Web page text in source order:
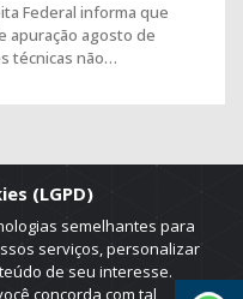
Federal informa que
apuração agosto de
técnicas não…
(LGPD)
semelhantes para
serviços, personalizar
de seu interesse.
concorda com tal